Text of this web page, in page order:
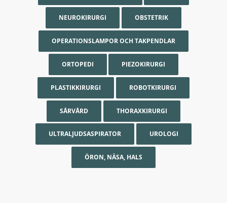
NEUROKIRURGI OBSTETRIK
OPERATIONSLAMPOR OCH TAKPENDLAR
ORTOPEDI PIEZOKIRURGI
PLASTIKKIRURGI ROBOTKIRURGI
SÅRVÅRD THORAXKIRURGI
ULTRALJUDSASPIRATOR UROLOGI
ÖRON, NÄSA, HALS